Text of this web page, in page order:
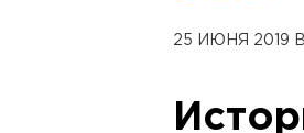
25 ИЮНЯ 2019